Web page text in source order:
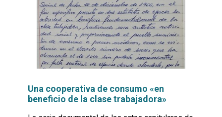
Una cooperativa de consumo «en
beneficio de la clase trabajadora»